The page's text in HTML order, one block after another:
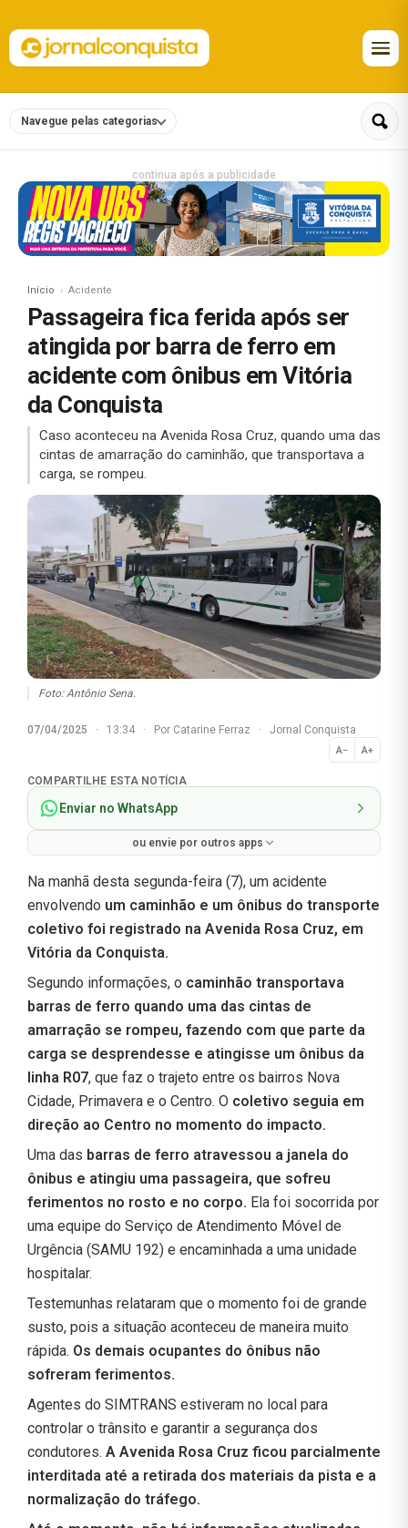
Navegue pelas categorias
continua após a publicidade
Início Acidente
Passageira fica ferida após ser
atingida por barra de ferro em
acidente com ônibus em Vitória
da Conquista
Caso aconteceu na Avenida Rosa Cruz, quando uma das
cintas de amarração do caminhão, que transportava a
carga, se rompeu.
Foto: Antônio Sena.
07/04/2025 · 13:34 · Por Catarine Ferraz · Jornal Conquista
A− A+
Normal
COMPARTILHE ESTA NOTÍCIA
Enviar no WhatsApp
ou envie por outros apps
Na manhã desta segunda-feira (7), um acidente
envolvendo um caminhão e um ônibus do transporte
coletivo foi registrado na Avenida Rosa Cruz, em
Vitória da Conquista.
Segundo informações, o caminhão transportava
barras de ferro quando uma das cintas de
amarração se rompeu, fazendo com que parte da
carga se desprendesse e atingisse um ônibus da
linha R07, que faz o trajeto entre os bairros Nova
Cidade, Primavera e o Centro. O coletivo seguia em
direção ao Centro no momento do impacto.
Uma das barras de ferro atravessou a janela do
ônibus e atingiu uma passageira, que sofreu
ferimentos no rosto e no corpo. Ela foi socorrida por
uma equipe do Serviço de Atendimento Móvel de
Urgência (SAMU 192) e encaminhada a uma unidade
hospitalar.
Testemunhas relataram que o momento foi de grande
susto, pois a situação aconteceu de maneira muito
rápida. Os demais ocupantes do ônibus não
sofreram ferimentos.
Agentes do SIMTRANS estiveram no local para
controlar o trânsito e garantir a segurança dos
condutores. A Avenida Rosa Cruz ficou parcialmente
interditada até a retirada dos materiais da pista e a
normalização do tráfego.